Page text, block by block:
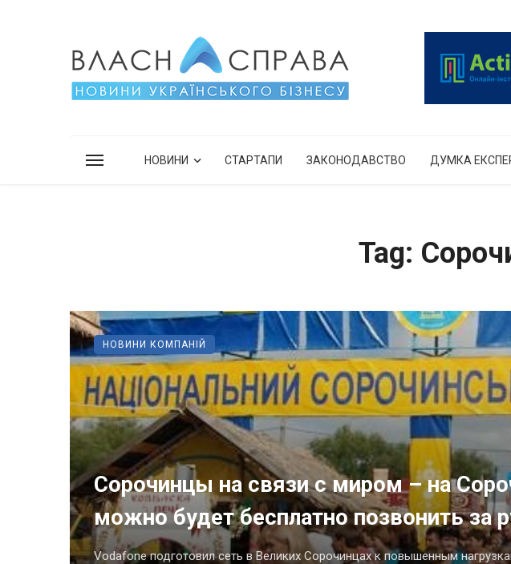
НОВИНИ СТАРТАПИ ЗАКОНОДАВСТВО ДУМКА
Tag:
Сорочинцы на связи с миром – на
можно будет бесплатно позвонить за
Vodafone подготовил сеть в Великих Сорочинцах к повышенным
НОВИНИ КОМПАНІЙ